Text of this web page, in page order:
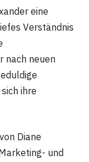
eine
Verständnis
nach neuen
ihre
Diane
und